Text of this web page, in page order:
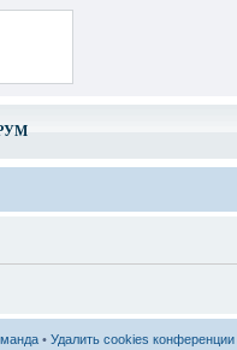
• Удалить cookies конференции